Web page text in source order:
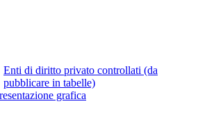
Enti di diritto privato controllati (da
pubblicare in tabelle)
grafica